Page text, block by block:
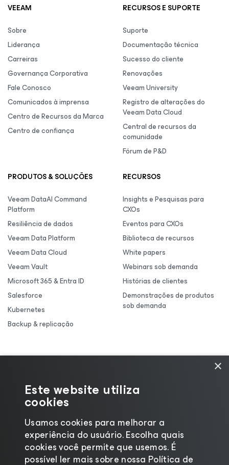
VEEAM
Sobre
Liderança
Carreiras
Governança Corporativa
Fale Conosco
Comunicados à imprensa
Centro de Recursos da Marca
Centro de confiança
RECURSOS E SUPORTE
Suporte
Documentação técnica
Sucesso do cliente
Renovações
Veeam University
Registro de alterações do
Veeam Data Cloud
Central de recursos da
comunidade
Fórum de P&D
PRODUTOS & SOLUÇÕES
Veeam DataAI Command
Platform
Resiliência de dados
Veeam Data Platform
Veeam Data Cloud
Veeam Vault
Microsoft 365 & Entra ID
Salesforce
Kubernetes
Backup & replicação
RECURSOS
Insights e Pesquisas para
CXOs
Eventos para CXOs
Biblioteca de recursos
White papers
Webinars sob demanda
Histórias de clientes
Demonstrações de produtos
sob demanda
×
Este website utiliza
cookies
Usamos cookies para melhorar a
experiência do usuário. Escolha quais
cookies você permite que usemos. É
possível ler mais sobre nossa Política de